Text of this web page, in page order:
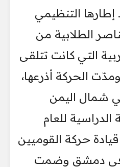
التنظيمي
الطلابية من
التي كانت تتلقى
الحركة أذرعها،
شمال اليمن
الدراسية للعام
قيادة حركة القوميين
في دمشق وضمت